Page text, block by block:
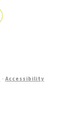
- Accessibility